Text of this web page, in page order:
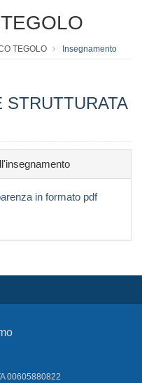
TEGOLO Insegnamento
STRUTTURATA
in formato pdf
00605880822